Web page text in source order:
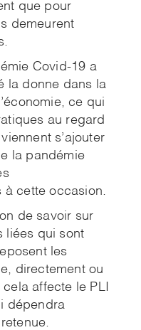
que pour
demeurent
Covid-19 a
la donne dans la
ce qui
au regard
s’ajouter
la pandémie
à cette occasion.
de savoir sur
liées qui sont
les
directement ou
affecte le PLI
dépendra